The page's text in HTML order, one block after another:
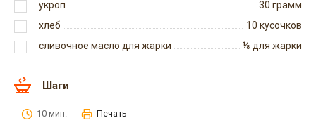
укроп
30 грамм
хлеб
10 кусочков
сливочное масло для жарки
⅛ для жарки
Шаги
10 мин. Печать